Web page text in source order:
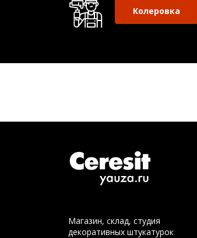
Колеровка
Магазин, склад, студия
декоративных штукатурок